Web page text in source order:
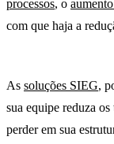
processos, o
com que haja a
As soluções SIEG,
sua equipe reduza
perder em sua